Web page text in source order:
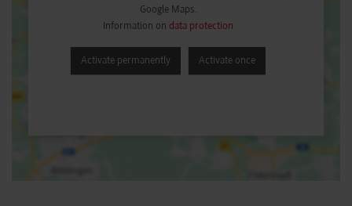
Google Maps.
Information on data protection
Activate permanently Activate once